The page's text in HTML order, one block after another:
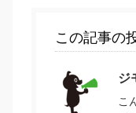
この記事の
ジ
こ